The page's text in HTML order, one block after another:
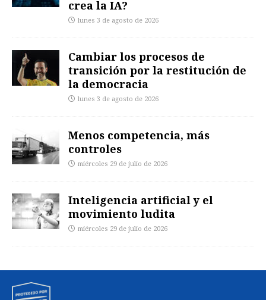
crea la IA?
lunes 3 de agosto de 2026
Cambiar los procesos de
transición por la restitución de
la democracia
lunes 3 de agosto de 2026
Menos competencia, más
controles
miércoles 29 de julio de 2026
Inteligencia artificial y el
movimiento ludita
miércoles 29 de julio de 2026